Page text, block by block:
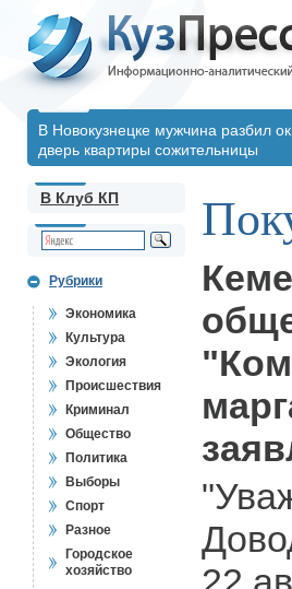
В Новокузнецке мужчина разбил
дверь квартиры сожительницы
В Клуб КП
Рубрики
Экономика
Культура
Экология
Происшествия
Криминал
Общество
Политика
Выборы
Спорт
Разное
Городское
хозяйство